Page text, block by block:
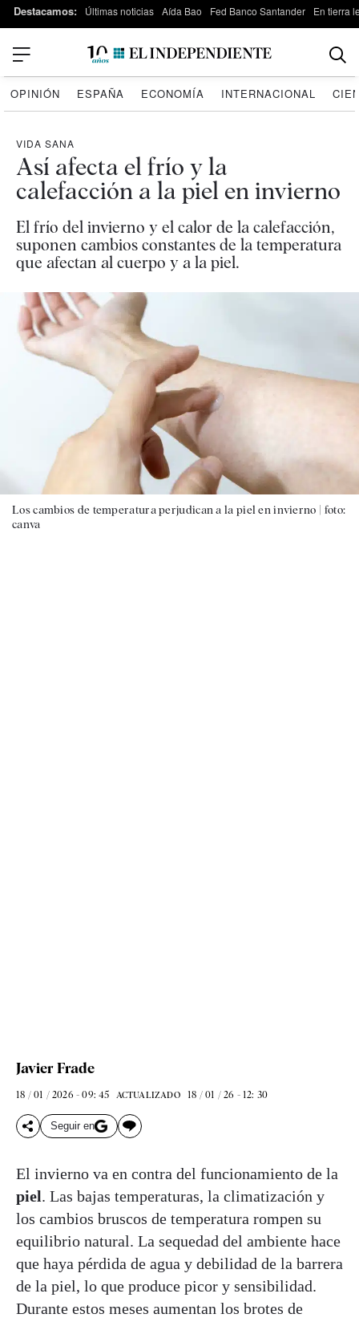
Destacamos: Últimas noticias Aída Bao Fed Banco Santander En tierra
OPINIÓN ESPAÑA ECONOMÍA INTERNACIONAL
VIDA SANA
Así afecta el frío y la
calefacción a la piel en invierno
El frío del invierno y el calor de la calefacción,
suponen cambios constantes de la temperatura
que afectan al cuerpo y a la piel.
Los cambios de temperatura perjudican a la piel en invierno | foto:
canva
Javier Frade
18 / 01 / 2026 - 09: 45 ACTUALIZADO 18 / 01 / 26 - 12: 30
Seguir en
El invierno va en contra del funcionamiento de la
piel. Las bajas temperaturas, la climatización y
los cambios bruscos de temperatura rompen su
equilibrio natural. La sequedad del ambiente hace
que haya pérdida de agua y debilidad de la barrera
de la piel, lo que produce picor y sensibilidad.
Durante estos meses aumentan los brotes de